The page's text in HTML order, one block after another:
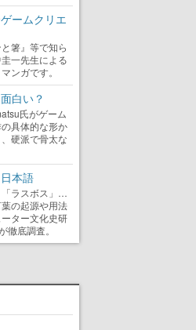
ームクリエ
箸』等で知ら
一先生による
ンガです。
白い？
氏がゲーム
具体的な形か
硬派で骨太な
本語
「ラスボス」…
の起源や用法
ター文化史研
徹底調査。